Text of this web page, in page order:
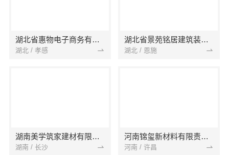
湖北省惠物电子商务有限公司
湖北 / 孝感
湖北省景苑铭居建筑装饰有限公司
湖北 / 恩施
湖南美学筑家建材有限公司
湖南 / 长沙
河南锦玺新材料有限责任公司
河南 / 许昌